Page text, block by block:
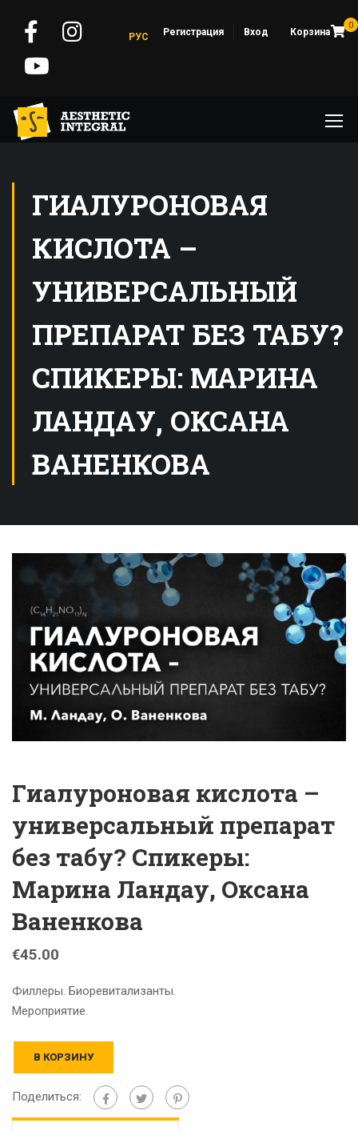
0
Регистрация Вход Корзина
РУС
ГИАЛУРОНОВАЯ
КИСЛОТА –
УНИВЕРСАЛЬНЫЙ
ПРЕПАРАТ БЕЗ ТАБУ?
СПИКЕРЫ: МАРИНА
ЛАНДАУ, ОКСАНА
ВАНЕНКОВА
Гиалуроновая кислота –
универсальный препарат
без табу? Спикеры:
Марина Ландау, Оксана
Ваненкова
€45.00
Филлеры. Биоревитализанты.
Мероприятие.
В КОРЗИНУ
Поделиться: